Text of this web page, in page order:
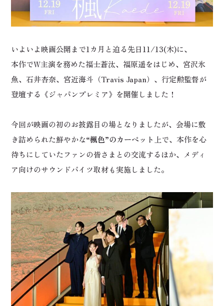
いよいよ映画公開まで1カ月と迫る先日11/13(木)に、
本作でW主演を務めた福士蒼汰、福原遥をはじめ、宮沢氷
魚、石井杏奈、宮近海斗（Travis Japan）、行定勲監督が
登壇する《ジャパンプレミア》を開催しました！
今回が映画の初のお披露目の場となりましたが、会場に敷
き詰められた鮮やかな“楓色”のカーペット 上で、本作を心
待ちにしていたファンの皆さまとの交流するほか、メディ
ア向けのサウンドバイツ取材も実施しました。